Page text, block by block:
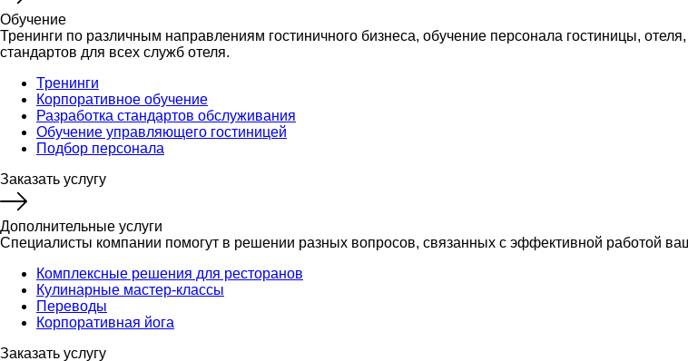
Обучение
Тренинги по различным направлениям гостиничного бизнеса, обучение персонала гостиницы,
стандартов для всех служб отеля.
Тренинги
Корпоративное обучение
Разработка стандартов обслуживания
Обучение управляющего гостиницей
Подбор персонала
Заказать услугу
Дополнительные услуги
Специалисты компании помогут в решении разных вопросов, связанных с эффективной работой
Комплексные решения для ресторанов
Кулинарные мастер-классы
Переводы
Корпоративная йога
Заказать услугу